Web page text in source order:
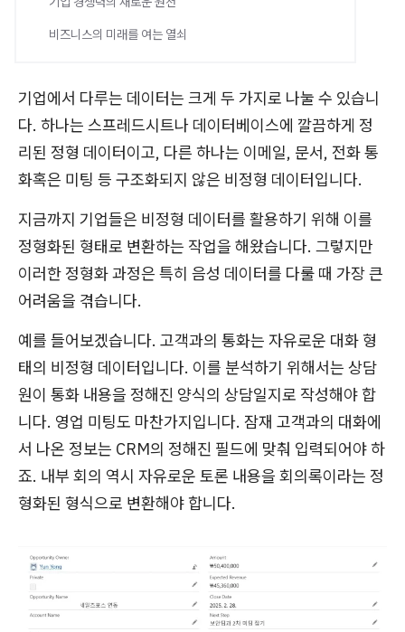
비즈니스의 미래를 여는 열쇠
기업에서 다루는 데이터는 크게 두 가지로 나눌 수 있습니
다. 하나는 스프레드시트나 데이터베이스에 깔끔하게 정
리된 정형 데이터이고, 다른 하나는 이메일, 문서, 전화 통
화혹은 미팅 등 구조화되지 않은 비정형 데이터입니다.
지금까지 기업들은 비정형 데이터를 활용하기 위해 이를
정형화된 형태로 변환하는 작업을 해왔습니다. 그렇지만
이러한 정형화 과정은 특히 음성 데이터를 다룰 때 가장 큰
어려움을 겪습니다.
예를 들어보겠습니다. 고객과의 통화는 자유로운 대화 형
태의 비정형 데이터입니다. 이를 분석하기 위해서는 상담
원이 통화 내용을 정해진 양식의 상담일지로 작성해야 합
니다. 영업 미팅도 마찬가지입니다. 잠재 고객과의 대화에
서 나온 정보는 CRM의 정해진 필드에 맞춰 입력되어야 하
죠. 내부 회의 역시 자유로운 토론 내용을 회의록이라는 정
형화된 형식으로 변환해야 합니다.